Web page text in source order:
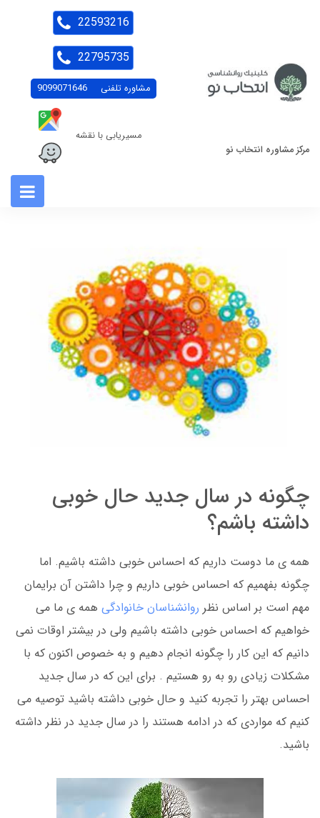
مرکز مشاوره انتخاب نو
مشاوره تلفنی 9099071646
مسیریابی با نقشه
22593216
22795735
چگونه در سال جدید حال خوبی
داشته باشم؟
همه ی ما دوست داریم که احساس خوبی داشته باشیم. اما
چگونه بفهمیم که احساس خوبی داریم و چرا داشتن آن برایمان
مهم است بر اساس نظر روانشناسان خانوادگی همه ی ما می
خواهیم که احساس خوبی داشته باشیم ولی در بیشتر اوقات نمی
دانیم که این کار را چگونه انجام دهیم و به خصوص اکنون که با
مشکلات زیادی رو به رو هستیم . برای این که در سال جدید
احساس بهتر را تجربه کنید و حال خوبی داشته باشید توصیه می
کنیم که مواردی که در ادامه هستند را در سال جدید در نظر داشته
باشید.